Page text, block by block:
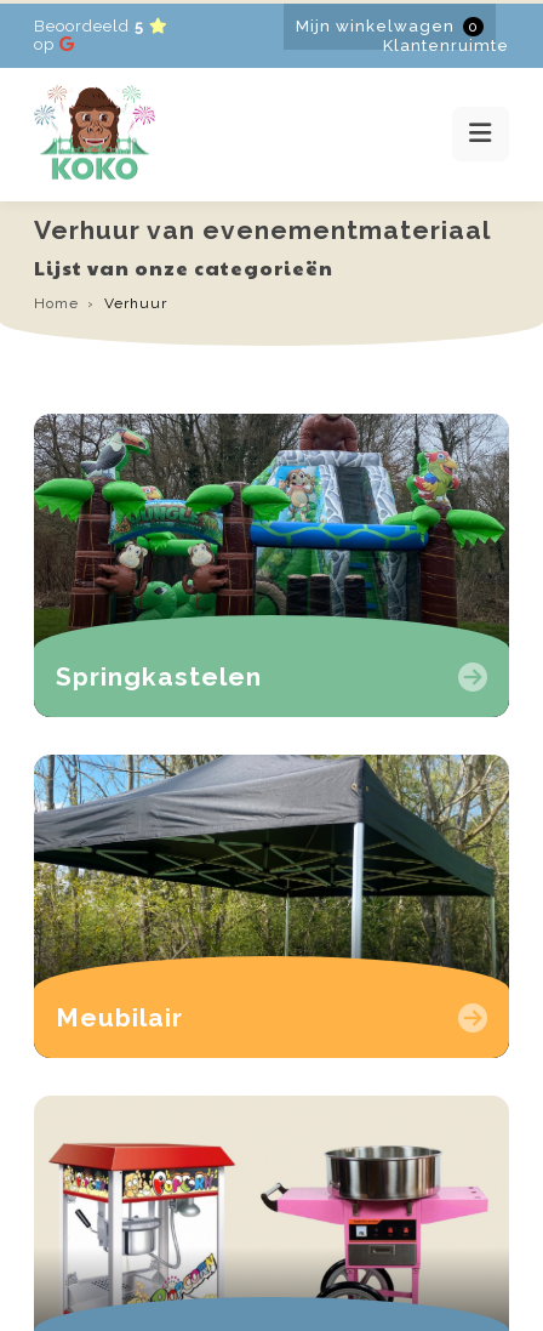
Beoordeeld 5
op
Mijn winkelwagen 0
Klantenruimte
Verhuur van evenementmateriaal
Lijst van onze categorieën
Home Verhuur
Springkastelen
Meubilair
HOME
VERHUUR
PROMOTIES
NIEUWS
CONTACT
FR-EN -NL